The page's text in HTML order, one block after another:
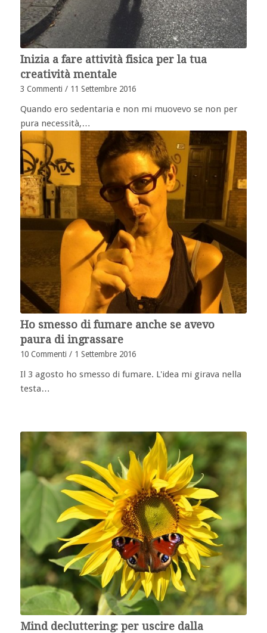
Inizia a fare attività fisica per la tua
creatività mentale
3 Commenti / 11 Settembre 2016
Quando ero sedentaria e non mi muovevo se non per
pura necessità,…
Ho smesso di fumare anche se avevo
paura di ingrassare
10 Commenti / 1 Settembre 2016
Il 3 agosto ho smesso di fumare. L'idea mi girava nella
testa…
Mind decluttering: per uscire dalla